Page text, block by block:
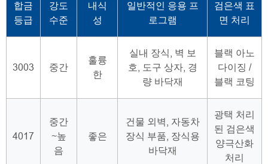
합금
등급
강도
수준
내식
성
일반적인 응용 프
로그램
검은색 표
면 처리
3003 중간
훌륭
한
실내 장식, 벽 보
호, 도구 상자, 경
량 바닥재
블랙 아노
다이징 /
블랙 코팅
4017
중간
~높
음
좋은
건물 외벽, 자동차
장식 부품, 장식용
바닥재
광택 처리
된 검은색
양극산화
처리